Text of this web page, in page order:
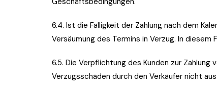
6.4. Ist die Fälligkeit der Zahlung nach dem
Versäumung des Termins in Verzug. In
6.5. Die Verpflichtung des Kunden zur
Verzugsschäden durch den Verkäufer nicht aus.